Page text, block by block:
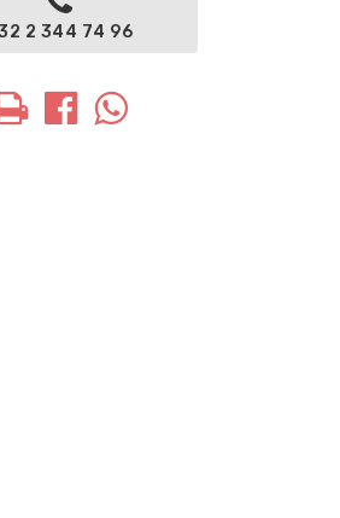
2 344 74 96